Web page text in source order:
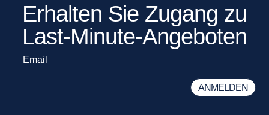
Erhalten Sie Zugang zu
Last-Minute-Angeboten